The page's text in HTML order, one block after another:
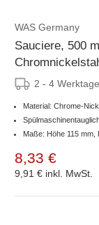
WAS Germany
Sauciere, 500
2 - 4 Werktage
Material: Chrome-
Maße: Höhe 115 mm,
8,33 €
9,91 € inkl. MwSt.